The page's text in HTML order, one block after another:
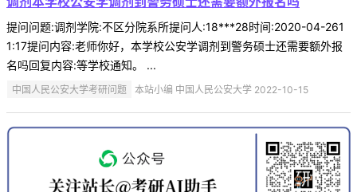
提问问题:调剂学院:不区分院系所提问人:18***28时间:2020-04-261
1:17提问内容:老师你好，本学校公安学调剂到警务硕士还需要额外报
名吗回复内容:等学校通知。 ...
中国人民公安大学考研问题 本站小编 中国人民公安大学 2022-10-15